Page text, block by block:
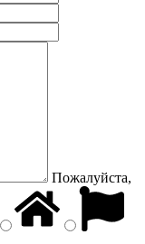
Пожалуйста,